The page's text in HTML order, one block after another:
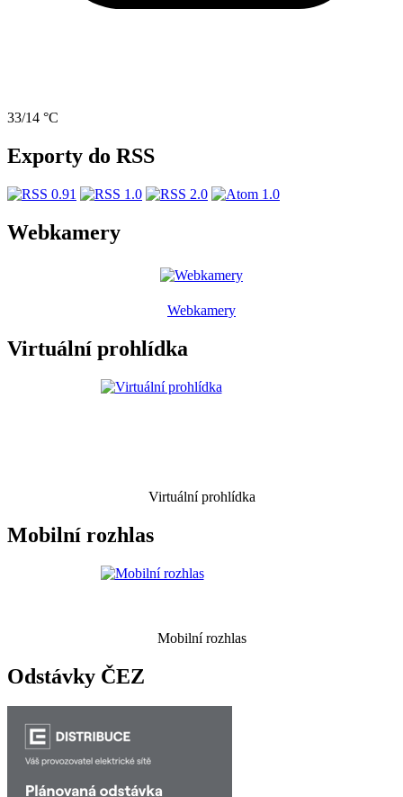
33/14 °C
Exporty do RSS
Webkamery
Webkamery
Virtuální prohlídka
Virtuální prohlídka
Mobilní rozhlas
Mobilní rozhlas
Odstávky ČEZ